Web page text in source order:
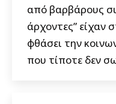
από βαρβάρους
άρχοντες” είχαν
φθάσει την
που τίποτε δεν